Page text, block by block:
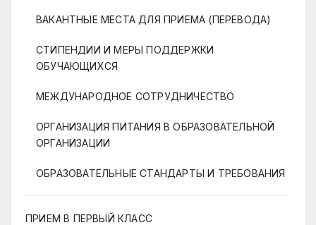
ВАКАНТНЫЕ МЕСТА ДЛЯ ПРИЕМА (ПЕРЕВОДА)
СТИПЕНДИИ И МЕРЫ ПОДДЕРЖКИ
ОБУЧАЮЩИХСЯ
МЕЖДУНАРОДНОЕ СОТРУДНИЧЕСТВО
ОРГАНИЗАЦИЯ ПИТАНИЯ В ОБРАЗОВАТЕЛЬНОЙ
ОРГАНИЗАЦИИ
ОБРАЗОВАТЕЛЬНЫЕ СТАНДАРТЫ И ТРЕБОВАНИЯ
ПРИЕМ В ПЕРВЫЙ КЛАСС